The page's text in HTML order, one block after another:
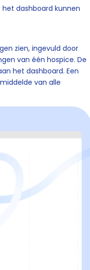
dashboard kunnen
zien, ingevuld door
van één hospice. De
het dashboard. Een
van alle